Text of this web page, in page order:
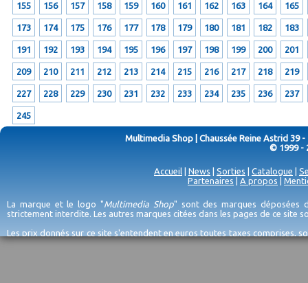
155 156 157 158 159 160 161 162 163 164 165
173 174 175 176 177 178 179 180 181 182 183
191 192 193 194 195 196 197 198 199 200 201
209 210 211 212 213 214 215 216 217 218 219
227 228 229 230 231 232 233 234 235 236 237
245
Multimedia Shop | Chaussée Reine Astrid 39 -
© 1999 -
Accueil News Sorties Catalogue
Partenaires
A propos
La marque et le logo "Multimedia Shop" sont des marques déposées
strictement interdite. Les autres marques citées dans les pages de ce site
Les prix donnés sur ce site s'entendent en euros toutes taxes comprises,
erreurs d'encodage, et sauf épuisement du stock et/ou impossibilité de